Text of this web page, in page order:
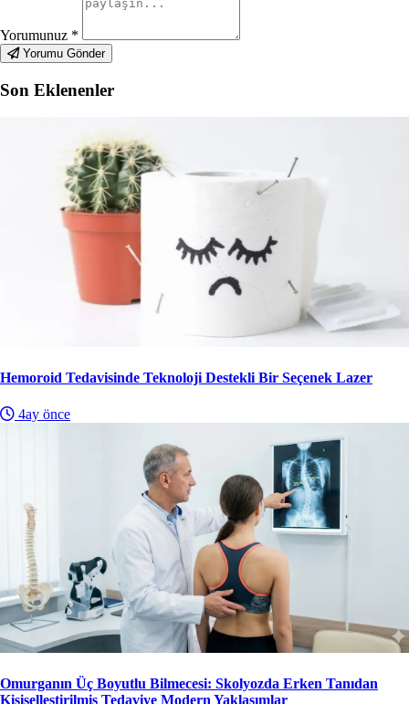
Yorumunuz *
Yorumu Gönder
Son Eklenenler
Hemoroid Tedavisinde Teknoloji Destekli Bir Seçenek Lazer
4ay önce
Omurganın Üç Boyutlu Bilmecesi: Skolyozda Erken Tanıdan
Kişiselleştirilmiş Tedaviye Modern Yaklaşımlar